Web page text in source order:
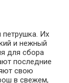
Их
и нежный
для сбора
последние
свою
в свежем,